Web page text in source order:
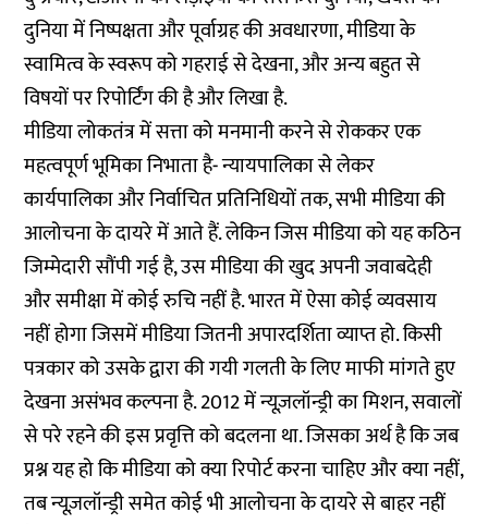
दुनिया मेंनिष्पक्षताऔरपूर्वाग्रहकी अवधारणा, मीडिया के
स्वामित्व के स्वरूप को गहराई से देखना,औरअन्य बहुत से
विषयों पर रिपोर्टिंग की है और लिखा है.
मीडिया लोकतंत्र में सत्ता को मनमानी करने से रोककर एक
महत्वपूर्ण भूमिका निभाता है- न्यायपालिका से लेकर
कार्यपालिका और निर्वाचित प्रतिनिधियों तक, सभी मीडिया की
आलोचना के दायरे में आते हैं. लेकिन जिस मीडिया को यह कठिन
जिम्मेदारी सौंपी गई है, उस मीडिया की खुद अपनी जवाबदेही
और समीक्षा में कोई रुचि नहीं है. भारत में ऐसा कोई व्यवसाय
नहीं होगा जिसमें मीडिया जितनी अपारदर्शिता व्याप्त हो. किसी
पत्रकार को उसके द्वारा की गयी गलती के लिए माफी मांगते हुए
देखना असंभव कल्पना है. 2012 में न्यूज़लॉन्ड्री का मिशन, सवालों
से परे रहने की इस प्रवृत्ति को बदलना था. जिसका अर्थ है कि जब
प्रश्न यह हो कि मीडिया को क्या रिपोर्ट करना चाहिए और क्या नहीं,
तब न्यूज़लॉन्ड्री समेत कोई भी आलोचना के दायरे से बाहर नहीं